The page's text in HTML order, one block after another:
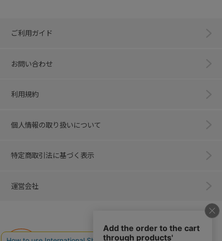
ご利用ガイド
お問い合わせ
利用規約
個人情報の取り扱いについて
特定商取引法に基づく表示
運営会社